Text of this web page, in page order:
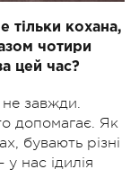
тільки кохана,
чотири
цей час?
завжди.
допомагає. Як
бувають різні
нас ідилія